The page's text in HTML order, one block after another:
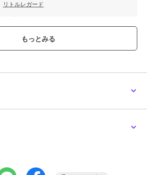
リトルレガード
ホビー・ゲーム
デルカー
ダイキャスト製